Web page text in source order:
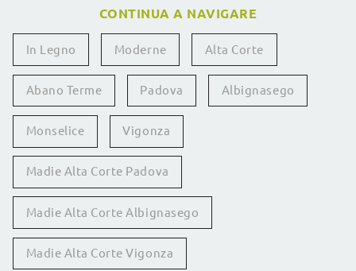
CONTINUA A NAVIGARE
In Legno Moderne Alta Corte
Abano Terme Padova Albignasego
Monselice Vigonza
Madie Alta Corte Padova
Madie Alta Corte Albignasego
Madie Alta Corte Vigonza